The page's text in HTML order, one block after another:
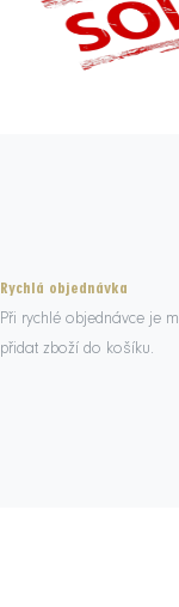
Rychlá objednávka
Při rychlé objednávce je
přidat zboží do košíku.